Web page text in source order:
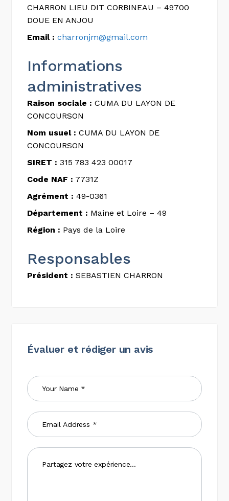
CHARRON LIEU DIT CORBINEAU – 49700
DOUE EN ANJOU
Email : charronjm@gmail.com
Informations
administratives
Raison sociale : CUMA DU LAYON DE
CONCOURSON
Nom usuel : CUMA DU LAYON DE
CONCOURSON
SIRET : 315 783 423 00017
Code NAF : 7731Z
Agrément : 49-0361
Département : Maine et Loire – 49
Région : Pays de la Loire
Responsables
Président : SEBASTIEN CHARRON
Évaluer et rédiger un avis